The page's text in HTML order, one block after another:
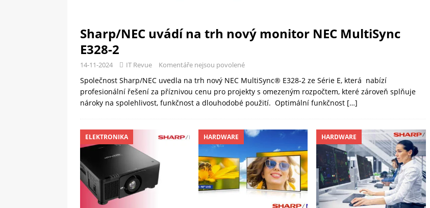
Sharp/NEC uvádí na trh nový monitor NEC MultiSync
E328-2
14-11-2024 IT Revue Komentáře nejsou povolené
Společnost Sharp/NEC uvedla na trh nový NEC MultiSync® E328-2 ze Série E, která nabízí
profesionální řešení za příznivou cenu pro projekty s omezeným rozpočtem, které zároveň splňuje
nároky na spolehlivost, funkčnost a dlouhodobé použití. Optimální funkčnost […]
ELEKTRONIKA HARDWARE HARDWARE